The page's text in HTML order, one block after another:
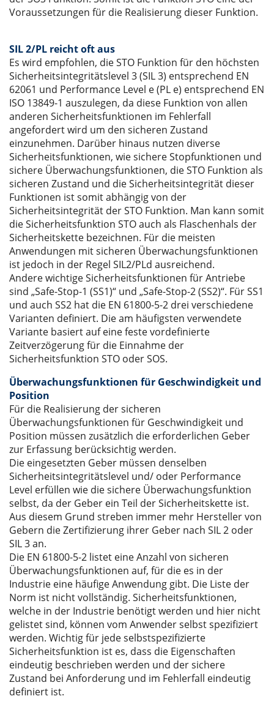
Voraussetzungen für die Realisierung dieser Funktion.
SIL 2/PL reicht oft aus
Es wird empfohlen, die STO Funktion für den höchsten
Sicherheitsintegritätslevel 3 (SIL 3) entsprechend EN
62061 und Performance Level e (PL e) entsprechend EN
ISO 13849-1 auszulegen, da diese Funktion von allen
anderen Sicherheitsfunktionen im Fehlerfall
angefordert wird um den sicheren Zustand
einzunehmen. Darüber hinaus nutzen diverse
Sicherheitsfunktionen, wie sichere Stopfunktionen und
sichere Überwachungsfunktionen, die STO Funktion als
sicheren Zustand und die Sicherheitsintegrität dieser
Funktionen ist somit abhängig von der
Sicherheitsintegrität der STO Funktion. Man kann somit
die Sicherheitsfunktion STO auch als Flaschenhals der
Sicherheitskette bezeichnen. Für die meisten
Anwendungen mit sicheren Überwachungsfunktionen
ist jedoch in der Regel SIL2/PLd ausreichend.
Andere wichtige Sicherheitsfunktionen für Antriebe
sind „Safe-Stop-1 (SS1)“ und „Safe-Stop-2 (SS2)“. Für SS1
und auch SS2 hat die EN 61800-5-2 drei verschiedene
Varianten definiert. Die am häufigsten verwendete
Variante basiert auf eine feste vordefinierte
Zeitverzögerung für die Einnahme der
Sicherheitsfunktion STO oder SOS.
Überwachungsfunktionen für Geschwindigkeit und
Position
Für die Realisierung der sicheren
Überwachungsfunktionen für Geschwindigkeit und
Position müssen zusätzlich die erforderlichen Geber
zur Erfassung berücksichtig werden.
Die eingesetzten Geber müssen denselben
Sicherheitsintegritätslevel und/ oder Performance
Level erfüllen wie die sichere Überwachungsfunktion
selbst, da der Geber ein Teil der Sicherheitskette ist.
Aus diesem Grund streben immer mehr Hersteller von
Gebern die Zertifizierung ihrer Geber nach SIL 2 oder
SIL 3 an.
Die EN 61800-5-2 listet eine Anzahl von sicheren
Überwachungsfunktionen auf, für die es in der
Industrie eine häufige Anwendung gibt. Die Liste der
Norm ist nicht vollständig. Sicherheitsfunktionen,
welche in der Industrie benötigt werden und hier nicht
gelistet sind, können vom Anwender selbst spezifiziert
werden. Wichtig für jede selbstspezifizierte
Sicherheitsfunktion ist es, dass die Eigenschaften
eindeutig beschrieben werden und der sichere
Zustand bei Anforderung und im Fehlerfall eindeutig
definiert ist.